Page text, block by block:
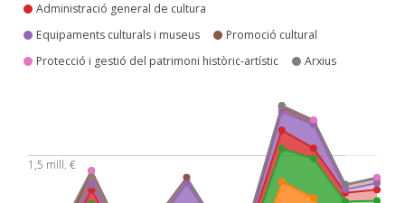
Administració general de cultura
Equipaments culturals i museus
Promoció cultural
Protecció i gestió del patrimoni històric-artístic
Arxius
1,5 mill. €